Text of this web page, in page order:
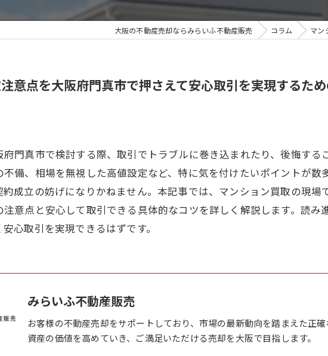
大阪の不動産売却ならみらいふ不動産販売 コラム マン
意点を大阪府門真市で押さえて安心取引を実現するた
門真市で検討する際、取引でトラブルに巻き込まれたり、後悔す
備、相場を無視した高値設定など、特に気を付けたいポイントが
成立の妨げになりかねません。本記事では、マンション買取の現
意点と安心して取引できる具体的なコツを詳しく解説します。読
心取引を実現できるはずです。
みらいふ不動産販売
お客様の不動産売却をサポートしており、市場の最新動向を踏まえた正
資産の価値を高めていき、ご満足いただける売却を大阪で目指します。